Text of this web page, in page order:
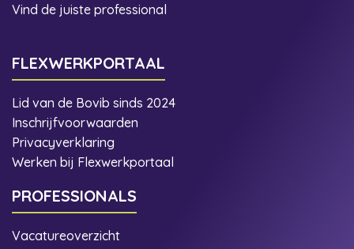
Vind de juiste professional
FLEXWERKPORTAAL
Lid van de Bovib sinds 2024
Inschrijfvoorwaarden
Privacyverklaring
Werken bij Flexwerkportaal
PROFESSIONALS
Vacatureoverzicht